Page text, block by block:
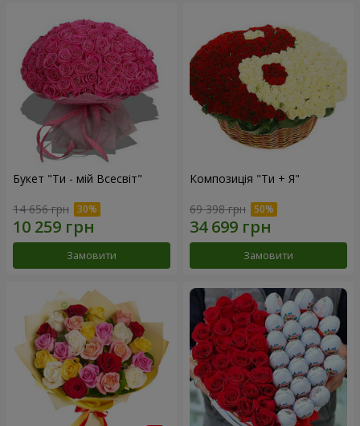
Букет "Ти - мій Всесвіт"
14 656 грн
Замовити
Композиція "Ти + Я"
69 398 грн
Замовити